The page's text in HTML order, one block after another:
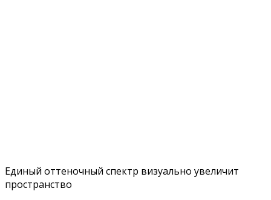
Единый оттеночный спектр визуально увеличит
пространство